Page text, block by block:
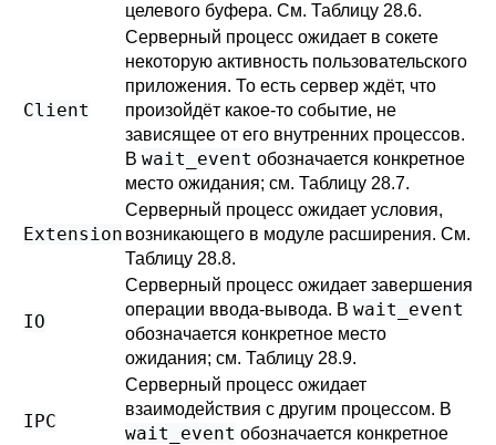
целевого буфера. См. Таблицу 28.6.
Client
Серверный процесс ожидает в сокете
некоторую активность пользовательского
приложения. То есть сервер ждёт, что
произойдёт какое-то событие, не
зависящее от его внутренних процессов.
В wait_event обозначается конкретное
место ожидания; см. Таблицу 28.7.
Extension
Серверный процесс ожидает условия,
возникающего в модуле расширения. См.
Таблицу 28.8.
IO
Серверный процесс ожидает завершения
операции ввода-вывода. В wait_event
обозначается конкретное место
ожидания; см. Таблицу 28.9.
IPC
Серверный процесс ожидает
взаимодействия с другим процессом. В
wait_event обозначается конкретное